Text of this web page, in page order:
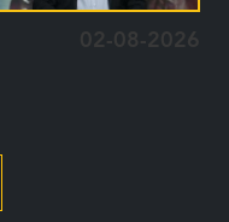
02-08-2026